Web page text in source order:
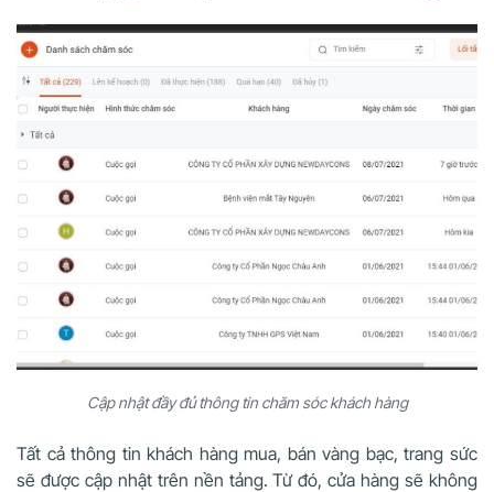
Cập nhật đầy đủ thông tin chăm sóc khách hàng
Tất cả thông tin khách hàng mua, bán vàng bạc, trang sức
sẽ được cập nhật trên nền tảng. Từ đó, cửa hàng sẽ không